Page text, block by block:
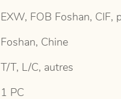
EXW, FOB Foshan, CIF,
Foshan, Chine
T/T, L/C, autres
1 PC